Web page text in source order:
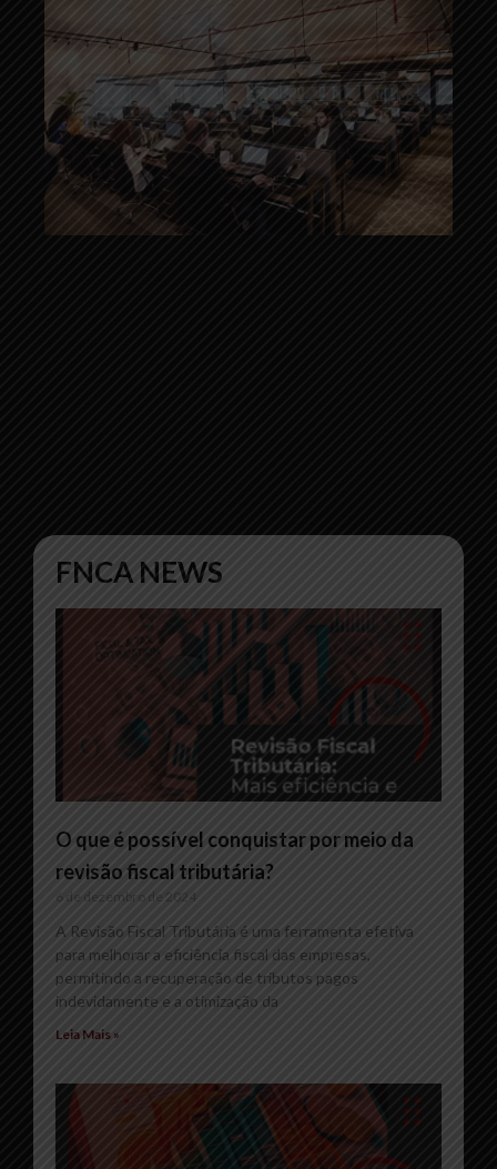
FNCA NEWS
O que é possível conquistar por meio da
revisão fiscal tributária?
6 de dezembro de 2024
A Revisão Fiscal Tributária é uma ferramenta efetiva
para melhorar a eficiência fiscal das empresas,
permitindo a recuperação de tributos pagos
indevidamente e a otimização da
Leia Mais »